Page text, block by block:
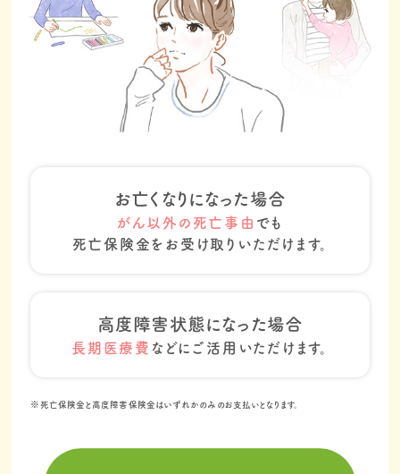
お亡くなりになった場合​
がん以外の死亡事由 でも
死亡保険金をお受け取りいただけます。
高度障害状態になった場合​​
長期医療費 などにご活用いただけます。
※死亡保険金と高度障害保険金はいずれかのみのお支払いとなります。​